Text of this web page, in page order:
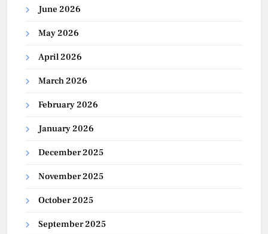
June 2026
May 2026
April 2026
March 2026
February 2026
January 2026
December 2025
November 2025
October 2025
September 2025